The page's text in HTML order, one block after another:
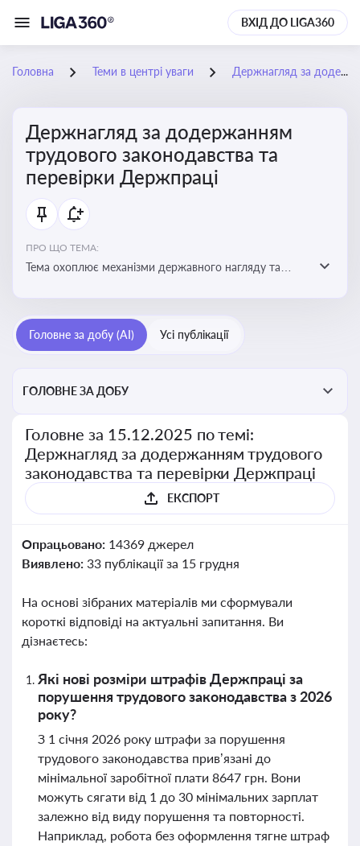
ВХІД ДО LIGA360
Головна Теми в центрі уваги Держнагляд за додержанням трудового законодавства та перевірки Держпраці
Держнагляд за додержанням
трудового законодавства та
перевірки Держпраці
ПРО ЩО ТЕМА:
Тема охоплює механізми державного нагляду та
Головне за добу (AI) Усі публікації
ГОЛОВНЕ ЗА ДОБУ
Головне за 15.12.2025 по темі:
Держнагляд за додержанням трудового
законодавства та перевірки Держпраці
ЕКСПОРТ
Опрацьовано: 14369 джерел
Виявлено: 33 публікації за 15 грудня
На основі зібраних матеріалів ми сформували
короткі відповіді на актуальні запитання. Ви
дізнаєтесь:
Які нові розміри штрафів Держпраці за
порушення трудового законодавства з 2026
року?
З 1 січня 2026 року штрафи за порушення
трудового законодавства прив’язані до
мінімальної заробітної плати 8647 грн. Вони
можуть сягати від 1 до 30 мінімальних зарплат
залежно від виду порушення та повторності.
Наприклад, робота без оформлення тягне штраф